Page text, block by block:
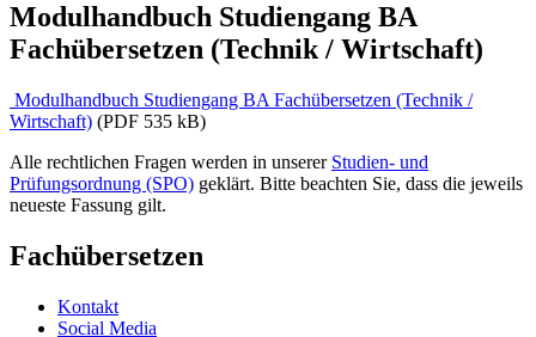
Modulhandbuch Studiengang BA
Fachübersetzen (Technik / Wirtschaft)
Modulhandbuch Studiengang BA Fachübersetzen (Technik /
Wirtschaft) (PDF 535 kB)
Alle rechtlichen Fragen werden in unserer Studien- und
Prüfungsordnung (SPO) geklärt. Bitte beachten Sie, dass die jeweils
neueste Fassung gilt.
Fachübersetzen
Kontakt
Social Media